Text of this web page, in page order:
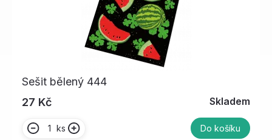
Sešit bělený 444
27 Kč
Skladem
ks Do košíku